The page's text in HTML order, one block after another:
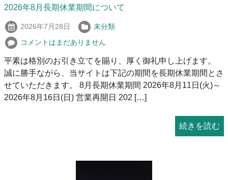
2026年8月長期休業期間について
2026年7月28日
未分類
コメントはまだありません
平素は格別のお引き立てを賜り、厚く御礼申し上げます。
誠に勝手ながら、当サイトは下記の期間を長期休業期間とさ
せていただきます。 8月長期休業期間 2026年8月11日(火)～
2026年8月16日(日) 営業再開日 202 […]
続きを読む